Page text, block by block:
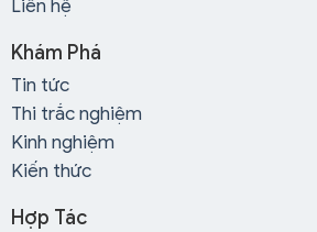
Khóa dạy học lái xe ô tô B2:
Liên hệ
Khám Phá
Tin tức
Thi trắc nghiệm
Kinh nghiệm
Kiến thức
Hợp Tác